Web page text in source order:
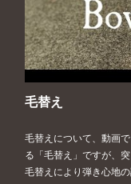
毛替え
毛替えについて、動画
る「毛替え」ですが、
毛替えにより弾き心地